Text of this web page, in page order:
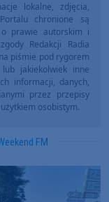
lokalne, zdjęcia,
chronione są
prawie autorskim i
Redakcji Radia
piśmie pod rygorem
lub jakiekolwiek inne
informacji, danych,
przez przepisy
osobistym.
FM